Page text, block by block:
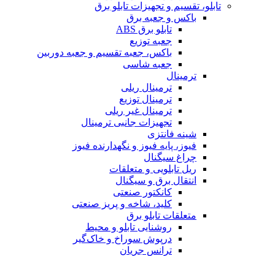
تابلو، تقسیم و تجهیزات تابلو برق
باکس و جعبه برق
تابلو برق ABS
جعبه توزیع
باکس، جعبه تقسیم و جعبه دوربین
جعبه شاسی
ترمینال
ترمینال ریلی
ترمینال توزیع
ترمینال غیر ریلی
تجهیزات جانبی ترمینال
شینه فانتزی
فیوز، پایه فیوز و نگهدارنده فیوز
چراغ سیگنال
ریل تابلویی و متعلقات
انتقال برق و سیگنال
کانکتور صنعتی
کلید، شاخه و پریز صنعتی
متعلقات تابلو برق
روشنایی تابلو و محیط
درپوش سوراخ و خاک‌گیر
ترانس جریان